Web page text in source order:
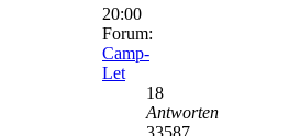
20:00
Forum:
Camp-
Let
18
Antworten